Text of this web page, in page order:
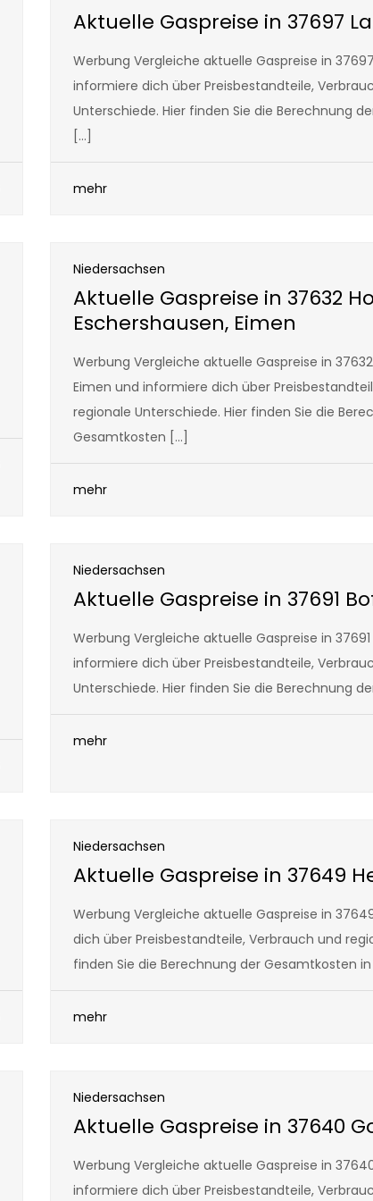
Aktuelle Gaspreise in 37697
Werbung Vergleiche aktuelle Gaspreise in
informiere dich über Preisbestandteile,
Unterschiede. Hier finden Sie die Berechnung
[…]
mehr
Niedersachsen
Aktuelle Gaspreise in 37632
Eschershausen, Eimen
Werbung Vergleiche aktuelle Gaspreise in
Eimen und informiere dich über
regionale Unterschiede. Hier finden Sie die
Gesamtkosten […]
mehr
Niedersachsen
Aktuelle Gaspreise in 37691
Werbung Vergleiche aktuelle Gaspreise in
informiere dich über Preisbestandteile,
Unterschiede. Hier finden Sie die Berechnung
mehr
Niedersachsen
Aktuelle Gaspreise in 37649
Werbung Vergleiche aktuelle Gaspreise in
dich über Preisbestandteile, Verbrauch und
finden Sie die Berechnung der Gesamtkosten
mehr
Niedersachsen
Aktuelle Gaspreise in 37640
Werbung Vergleiche aktuelle Gaspreise in
informiere dich über Preisbestandteile,